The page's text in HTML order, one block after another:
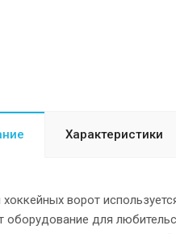
Характеристики
ворот
оборудование для